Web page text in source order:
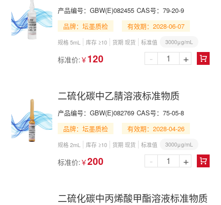
产品编号： GBW(E)082455 CAS号： 79-20-9
品牌：坛墨质检
有效期：2028-06-07
规格 5mL 库存 ≥10 货期 现货 标准值 3000μg/mL
标准价: ￥ 120 
- +
二硫化碳中乙腈溶液标准物质
产品编号： GBW(E)082769 CAS号： 75-05-8
品牌：坛墨质检
有效期：2028-04-26
规格 2mL 库存 ≥10 货期 现货 标准值 3000μg/mL
标准价: ￥200 
- +
二硫化碳中丙烯酸甲酯溶液标准物质